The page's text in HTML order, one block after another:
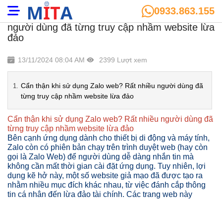
0933.863.155
Cẩn thận khi sử dụng Zalo web? Rất nhiều
người dùng đã từng truy cập nhầm website lừa
đảo
13/11/2024 08:04 AM 2399 Lượt xem
Cẩn thận khi sử dụng Zalo web? Rất nhiều người dùng đã
từng truy cập nhầm website lừa đảo
Cẩn thận khi sử dụng Zalo web? Rất nhiều người dùng đã
từng truy cập nhầm website lừa đảo
Bên cạnh ứng dụng dành cho thiết bị di động và máy tính,
Zalo còn có phiên bản chạy trên trình duyệt web (hay còn
gọi là Zalo Web) để người dùng dễ dàng nhắn tin mà
không cần mất thời gian cài đặt ứng dụng. Tuy nhiên, lợi
dụng kẽ hở này, một số website giả mạo đã được tạo ra
nhằm nhiều mục đích khác nhau, từ việc đánh cắp thông
tin cá nhân đến lừa đảo tài chính. Các trang web này